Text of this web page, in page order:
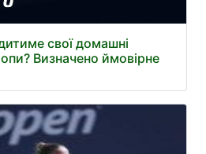
свої домашні
Визначено ймовірне